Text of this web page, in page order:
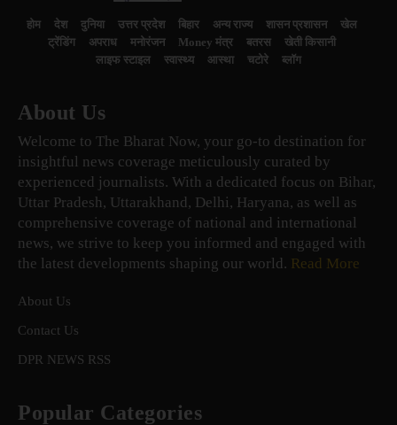
होम देश दुनिया उत्तर प्रदेश बिहार अन्य राज्य शासन प्रशासन
खेल
ट्रेंडिंग
अपराध मनोरंजन Money मंत्र बतरस
खेती किसानी
लाइफ स्टाइल
स्वास्थ्य आस्था चटोरे ब्लॉग
About Us
Welcome to The Bharat Now, your go-to destination for
insightful news coverage meticulously curated by
experienced journalists. With a dedicated focus on Bihar,
Uttar Pradesh, Uttarakhand, Delhi, Haryana, as well as
comprehensive coverage of national and international
news, we strive to keep you informed and engaged with
the latest developments shaping our world. Read More
About Us
Contact Us
DPR NEWS RSS
Popular Categories